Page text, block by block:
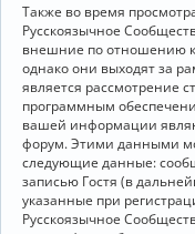
Также во время
Русскоязычное
внешние по отношению
однако они выходят за
является рассмотрение
программным
вашей информации
форум. Этими данными
следующие данные:
записью Гостя (в
указанные при
Русскоязычное